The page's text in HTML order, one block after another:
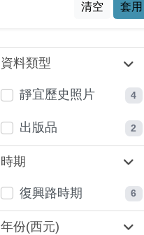
清空 套用
資料類型
靜宜歷史照片 4
出版品 2
時期
復興路時期 6
年份(西元)